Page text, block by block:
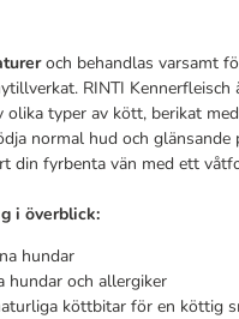
och behandlas varsamt
RINTI
typer av kött, berikat
normal hud och
din fyrbenta vän med ett
i överblick:
hundar
hundar och allergiker
köttbitar för en köttig